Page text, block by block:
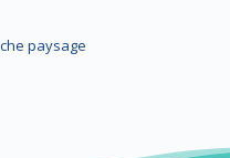
paysage